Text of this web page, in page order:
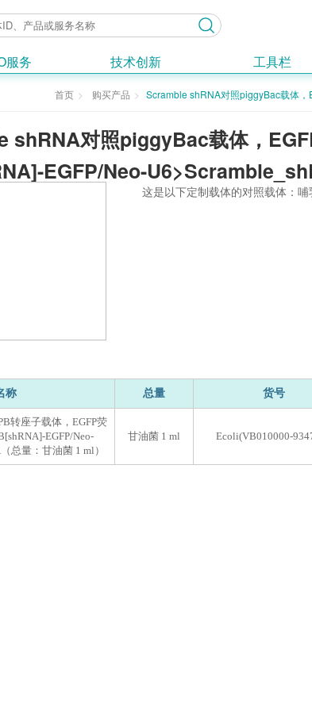
服务 技术创新 工具栏
首页 购买产品 Scramble shRNA对照piggyBac载体
shRNA对照piggyBac载体，
EGFP/Neo-
这是以下定制载体的对照载体：哺
称 总量 货号
转座子载体，EGFP荧
EGFP/Neo-
总量：甘油菌 1 ml）
甘油菌 1 ml Ecoli(VB010000-